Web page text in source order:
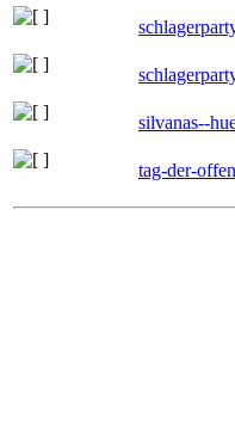
silvanas--
tag-der-